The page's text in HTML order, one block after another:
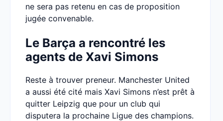
ne sera pas retenu en cas de proposition
jugée convenable.
Le Barça a rencontré les
agents de Xavi Simons
Reste à trouver preneur. Manchester United
a aussi été cité mais Xavi Simons n’est prêt à
quitter Leipzig que pour un club qui
disputera la prochaine Ligue des champions.